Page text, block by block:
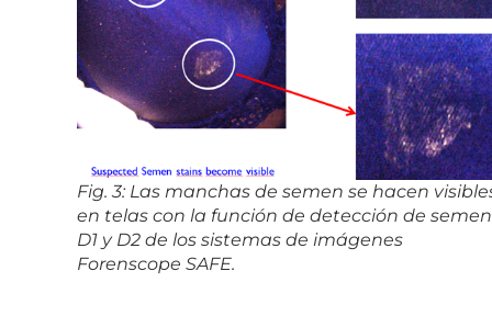
Fig. 3: Las manchas de semen se hacen
en telas con la función de detección de semen
D1 y D2 de los sistemas de imágenes
Forenscope SAFE.